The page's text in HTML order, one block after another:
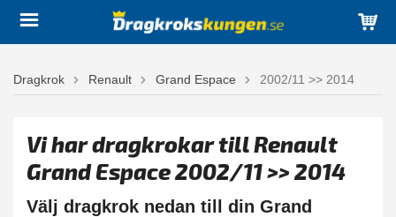
Dragkrok Renault Grand Espace 2002/11 >> 2014
Vi har dragkrokar till Renault
Grand Espace 2002/11 >> 2014
Välj dragkrok nedan till din Grand